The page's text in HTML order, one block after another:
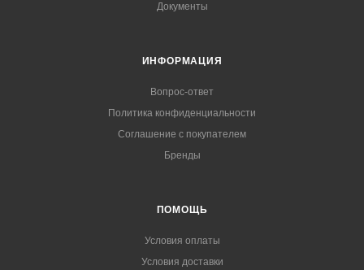
Документы
ИНФОРМАЦИЯ
Вопрос-ответ
Политика конфиденциальности
Соглашение с покупателем
Бренды
ПОМОЩЬ
Условия оплаты
Условия доставки